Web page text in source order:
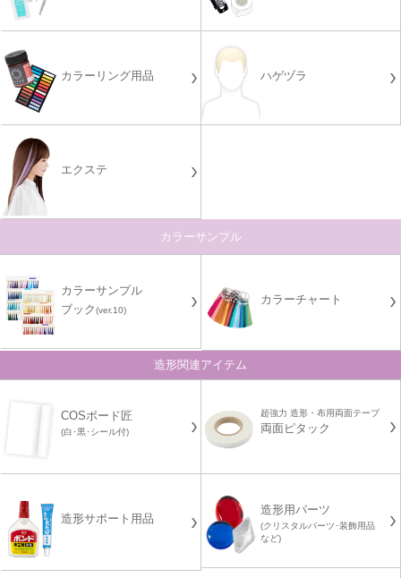
カラーリング用品 ハゲヅラ
エクステ
カラーサンプル
カラーサンプル
ブック(ver.10)
カラーチャート
造形関連アイテム
COSボード匠
(白･黒･シール付)
超強力 造形・布用両面テープ
両面ピタック
造形サポート用品
造形用パーツ
(クリスタルパーツ･装飾用品
など)